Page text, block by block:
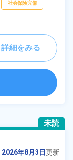
社会保険完備
詳細をみる
未読
2026年8月3日更新